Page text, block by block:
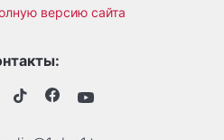
версию сайта